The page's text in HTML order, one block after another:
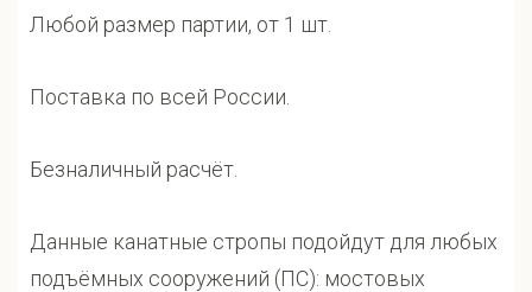
Любой размер партии, от 1 шт.
Поставка по всей России.
Безналичный расчёт.
Данные канатные стропы подойдут для любых
подъёмных сооружений (ПС): мостовых